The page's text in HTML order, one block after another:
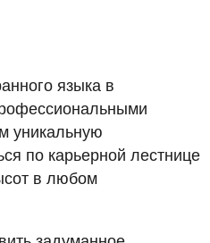
языка в
уникальную
по карьерной лестнице
в любом